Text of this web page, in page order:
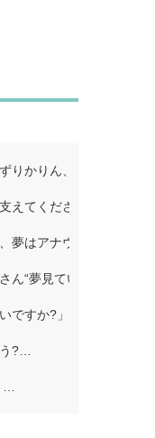
りかりん、人生初の“裸
えてくださる皆さまの
夢はアナウンサー 学生
ん“夢見ていた賞受賞に
ですか?」…
?…